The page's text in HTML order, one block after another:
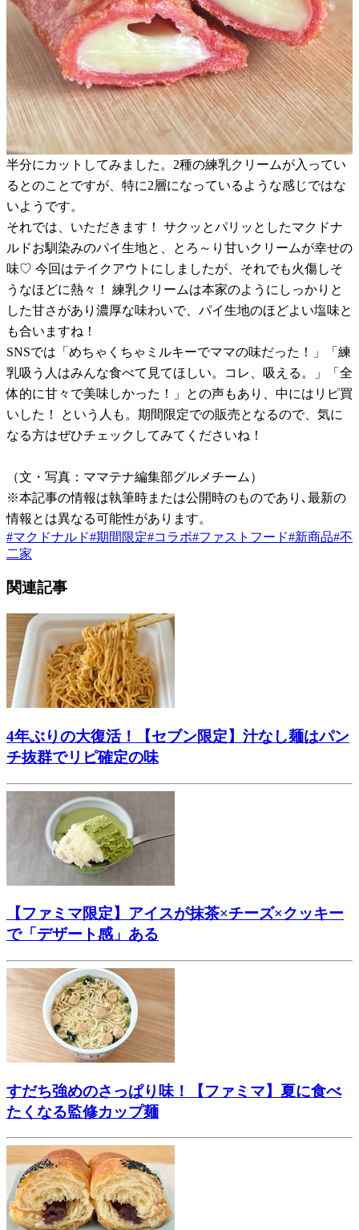
半分にカットしてみました。2種の練乳クリームが入ってい
るとのことですが、特に2層になっているような感じではな
いようです。
それでは、いただきます！ サクッとパリッとしたマクドナ
ルドお馴染みのパイ生地と、とろ～り甘いクリームが幸せの
味♡ 今回はテイクアウトにしましたが、それでも火傷しそ
うなほどに熱々！ 練乳クリームは本家のようにしっかりと
した甘さがあり濃厚な味わいで、パイ生地のほどよい塩味と
も合いますね！
SNSでは「めちゃくちゃミルキーでママの味だった！」「練
乳吸う人はみんな食べて見てほしい。コレ、吸える。」「全
体的に甘々で美味しかった！」との声もあり、中にはリピ買
いした！ という人も。期間限定での販売となるので、気に
なる方はぜひチェックしてみてくださいね！
（文・写真：ママテナ編集部グルメチーム）
※本記事の情報は執筆時または公開時のものであり､最新の
情報とは異なる可能性があります。
#マクドナルド#期間限定#コラボ#ファストフード#新商品#不
二家
関連記事
4年ぶりの大復活！【セブン限定】汁なし麺はパン
チ抜群でリピ確定の味
【ファミマ限定】アイスが抹茶×チーズ×クッキー
で「デザート感」ある
すだち強めのさっぱり味！【ファミマ】夏に食べ
たくなる監修カップ麺